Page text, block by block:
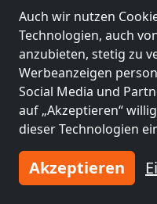
Auch wir nutzen
Technologien, auch
anzubieten, stetig zu
Werbeanzeigen
Social Media und
auf „Akzeptieren“
dieser Technologien
Akzeptieren